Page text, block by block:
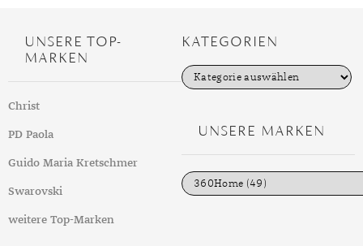
UNSERE TOP-
MARKEN
Christ
PD Paola
Guido Maria Kretschmer
Swarovski
weitere Top-Marken
KATEGORIEN
K
a
e
n
UNSERE MARKEN